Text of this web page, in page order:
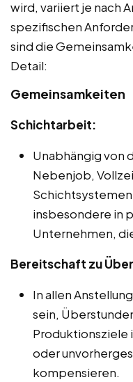
wird, variiert je nach
spezifischen
sind die
Detail:
Gemeinsamkeiten
Schichtarbeit:
Unabhängig von
Nebenjob,
insbesondere in
Unternehmen,
Bereitschaft zu
In allen
sein,
Produktionsziele
oder
kompensieren.